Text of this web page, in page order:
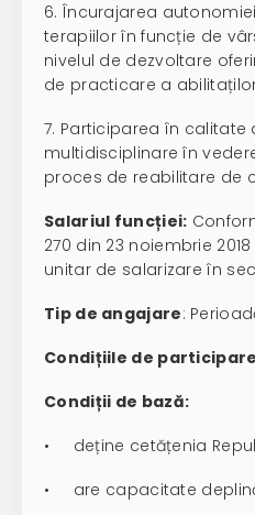
6. Încurajarea
terapiilor în funcție de
nivelul de dezvoltare
de practicare a
7. Participarea în calitate
multidisciplinare în
proces de reabilitare de
Salariul funcției:
270 din 23 noiembrie
unitar de salarizare în
Tip de angajare:
Condițiile de
Condiții de bază:
• deține cetățenia
• are capacitate